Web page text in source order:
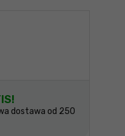
dostawa od 250